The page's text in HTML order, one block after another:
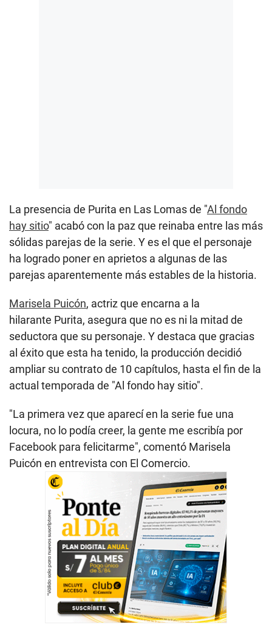
La presencia de Purita en Las Lomas de "Al fondo
hay sitio" acabó con la paz que reinaba entre las más
sólidas parejas de la serie. Y es el que el personaje
ha logrado poner en aprietos a algunas de las
parejas aparentemente más estables de la historia.
Marisela Puicón, actriz que encarna a la
hilarante Purita, asegura que no es ni la mitad de
seductora que su personaje. Y destaca que gracias
al éxito que esta ha tenido, la producción decidió
ampliar su contrato de 10 capítulos, hasta el fin de la
actual temporada de "Al fondo hay sitio".
"La primera vez que aparecí en la serie fue una
locura, no lo podía creer, la gente me escribía por
Facebook para felicitarme", comentó Marisela
Puicón en entrevista con El Comercio.